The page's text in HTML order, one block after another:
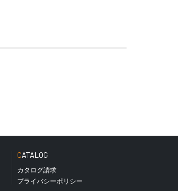
CATALOG
カタログ請求
プライバシーポリシー